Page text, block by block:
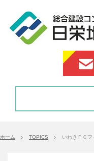
ホーム TOPICS いわきＦＣフ